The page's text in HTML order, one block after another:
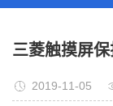
三菱触摸屏
2019-11-05